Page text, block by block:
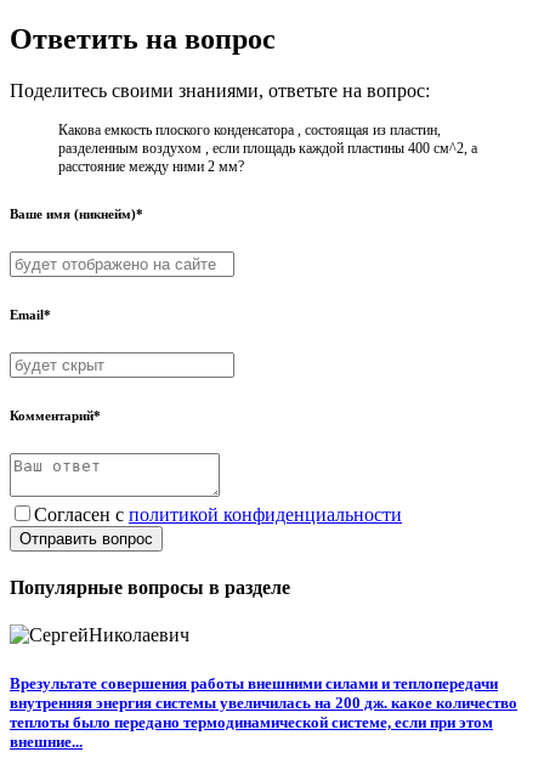
Ответить на вопрос
Поделитесь своими знаниями, ответьте на вопрос:
Какова емкость плоского конденсатора , состоящая из пластин,
разделенным воздухом , если площадь каждой пластины 400 см^2, а
расстояние между ними 2 мм?
Ваше имя (никнейм)*
Email*
Комментарий*
Согласен с политикой конфиденциальности
Отправить вопрос
Популярные вопросы в разделе
Врезультате совершения работы внешними силами и теплопередачи
внутренняя энергия системы увеличилась на 200 дж. какое количество
теплоты было передано термодинамической системе, если при этом
внешние...